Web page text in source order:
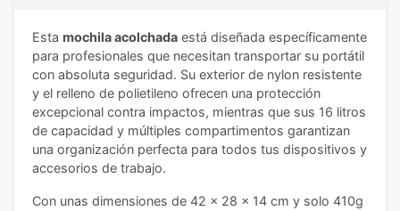
Esta mochila acolchada está diseñada específicamente
para profesionales que necesitan transportar su portátil
con absoluta seguridad. Su exterior de nylon resistente
y el relleno de polietileno ofrecen una protección
excepcional contra impactos, mientras que sus 16 litros
de capacidad y múltiples compartimentos garantizan
una organización perfecta para todos tus dispositivos y
accesorios de trabajo.
Con unas dimensiones de 42 x 28 x 14 cm y solo 410g